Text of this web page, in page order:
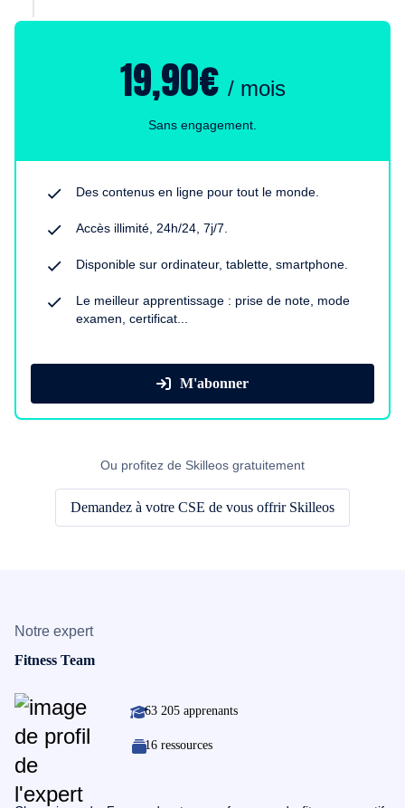
19,90€ / mois
Sans engagement.
Des contenus en ligne pour tout le monde.
Accès illimité, 24h/24, 7j/7.
Disponible sur ordinateur, tablette, smartphone.
Le meilleur apprentissage : prise de note, mode
examen, certificat...
M'abonner
Ou profitez de Skilleos gratuitement
Demandez à votre CSE de vous offrir Skilleos
Notre expert
Fitness Team
63 205 apprenants
16 ressources